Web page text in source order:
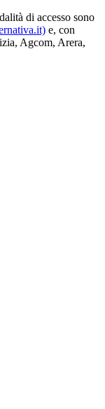
di accesso sono
e, con
Agcom, Arera,